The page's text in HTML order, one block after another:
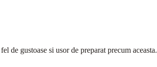
de gustoase si usor de preparat precum aceasta.